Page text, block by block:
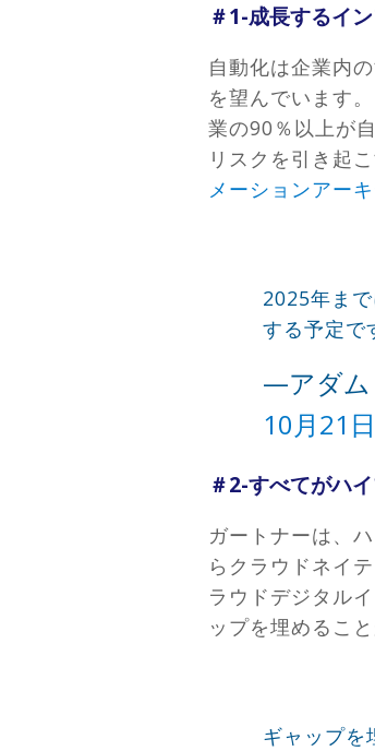
＃1-成長するイ
自動化は企業内
を望んでいます
業の90％以上が
リスクを引き起
メーションアー
2025年ま
する予定で
—アダム
10月21日
＃2-すべてがハ
ガートナーは、
らクラウドネイ
ラウドデジタル
ップを埋めること
ギャップを